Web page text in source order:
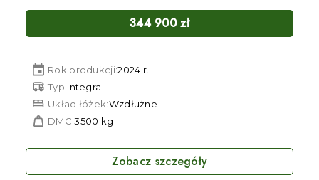
344 900zł
Rok produkcji:2024 r.
Typ:Integra
Układ łóżek:Wzdłużne
DMC:3500 kg
Zobacz szczegóły